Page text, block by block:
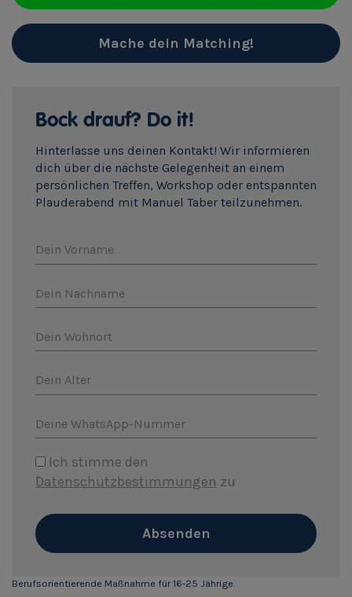
Mache dein Matching!
Bock drauf? Do it!
Hinterlasse uns deinen Kontakt! Wir informieren
dich über die nächste Gelegenheit an einem
persönlichen Treffen, Workshop oder entspannten
Plauderabend mit Manuel Taber teilzunehmen.
Dein Vorname
Dein Nachname
Dein Wohnort
Dein Alter
Deine WhatsApp-Nummer
Ich stimme den
Datenschutzbestimmungen zu
Absenden
Berufsorientierende Maßnahme für 16-25 Jährige.